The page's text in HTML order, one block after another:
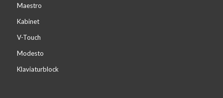
Maestro
Kabinet
V-Touch
Modesto
Klaviaturblock